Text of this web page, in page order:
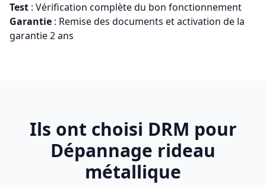
Test : Vérification complète du bon fonctionnement
Garantie : Remise des documents et activation de la
garantie 2 ans
Ils ont choisi DRM pour
Dépannage rideau
métallique